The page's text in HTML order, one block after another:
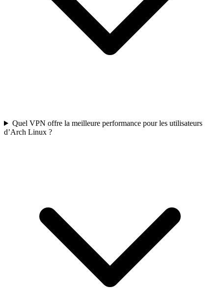
Quel VPN offre la meilleure performance pour les utilisateurs
d’Arch Linux ?